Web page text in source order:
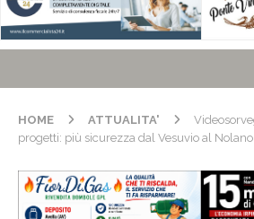
HOME ATTUALITA'
progetti: più sicurezza dal Vesuvio al Nolano